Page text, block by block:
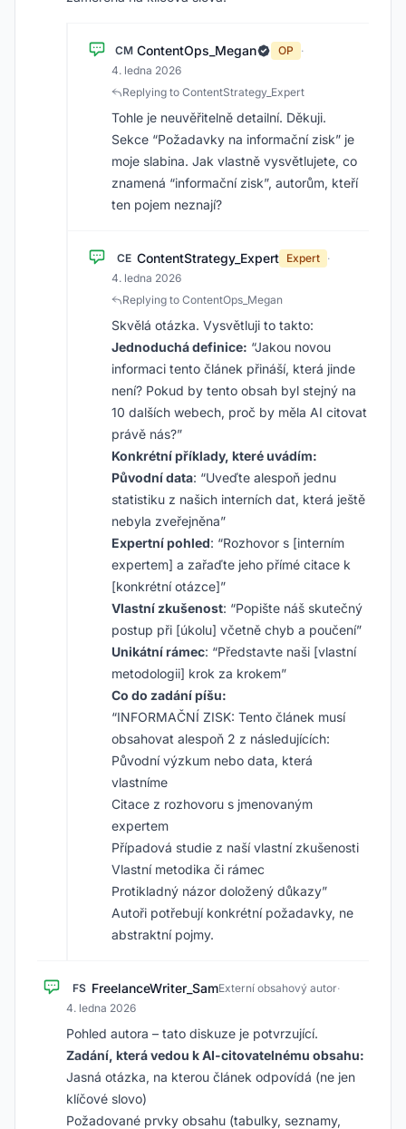
CM ContentOps_Megan OP
·
4. ledna 2026
Replying to ContentStrategy_Expert
Tohle je neuvěřitelně detailní. Děkuji.
Sekce “Požadavky na informační zisk” je
moje slabina. Jak vlastně vysvětlujete, co
znamená “informační zisk”, autorům, kteří
ten pojem neznají?
CE ContentStrategy_Expert Expert ·
4. ledna 2026
Replying to ContentOps_Megan
Skvělá otázka. Vysvětluji to takto:
Jednoduchá definice: “Jakou novou
informaci tento článek přináší, která jinde
není? Pokud by tento obsah byl stejný na
10 dalších webech, proč by měla AI citovat
právě nás?”
Konkrétní příklady, které uvádím:
Původní data: “Uveďte alespoň jednu
statistiku z našich interních dat, která ještě
nebyla zveřejněna”
Expertní pohled: “Rozhovor s [interním
expertem] a zařaďte jeho přímé citace k
[konkrétní otázce]”
Vlastní zkušenost: “Popište náš skutečný
postup při [úkolu] včetně chyb a poučení”
Unikátní rámec: “Představte naši [vlastní
metodologii] krok za krokem”
Co do zadání píšu:
“INFORMAČNÍ ZISK: Tento článek musí
obsahovat alespoň 2 z následujících:
Původní výzkum nebo data, která
vlastníme
Citace z rozhovoru s jmenovaným
expertem
Případová studie z naší vlastní zkušenosti
Vlastní metodika či rámec
Protikladný názor doložený důkazy”
Autoři potřebují konkrétní požadavky, ne
abstraktní pojmy.
FS FreelanceWriter_SamExterní obsahový autor·
4. ledna 2026
Pohled autora – tato diskuze je potvrzující.
Zadání, která vedou k AI-citovatelnému obsahu:
Jasná otázka, na kterou článek odpovídá (ne jen
klíčové slovo)
Požadované prvky obsahu (tabulky, seznamy,